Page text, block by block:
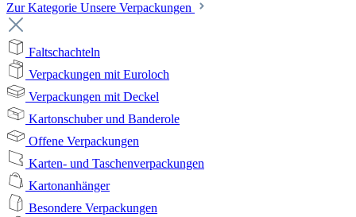
Zur Kategorie Unsere Verpackungen
Faltschachteln
Verpackungen mit Euroloch
Verpackungen mit Deckel
Kartonschuber und Banderole
Offene Verpackungen
Karten- und Taschenverpackungen
Kartonanhänger
Besondere Verpackungen